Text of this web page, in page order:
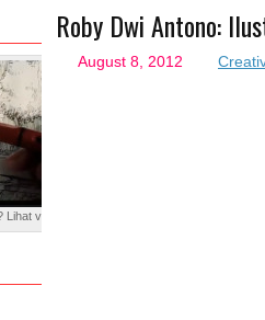
Roby Dwi Antono:
August 8, 2012
video blog ini